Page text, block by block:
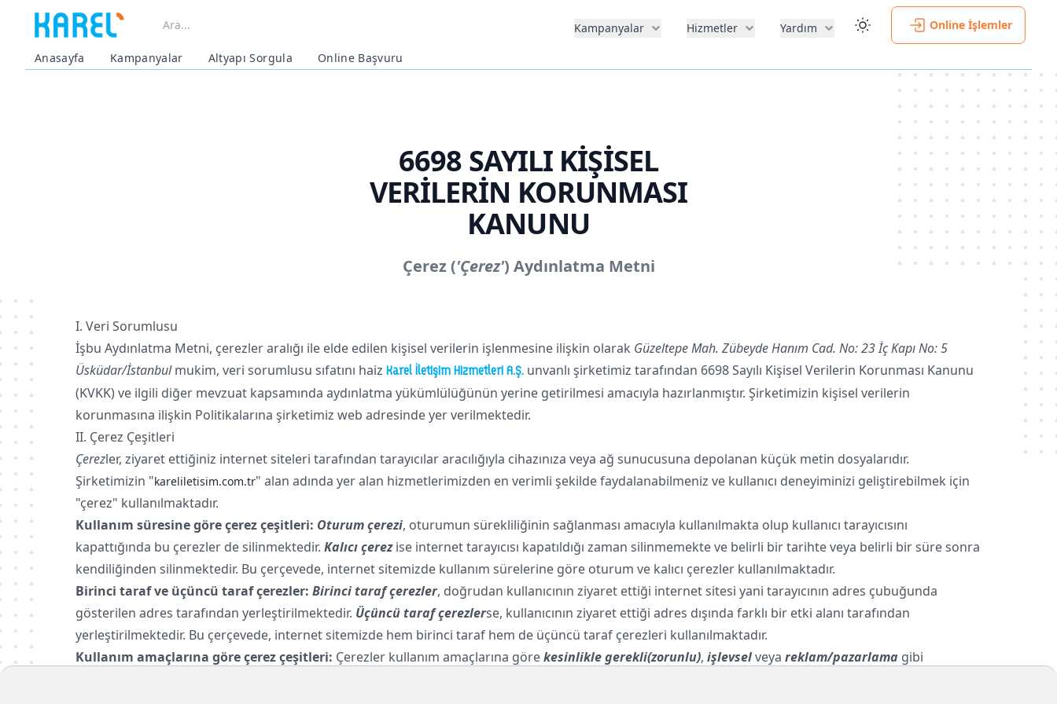
Online İşlemler
Kampanyalar Hizmetler
Yardım
Anasayfa
Kampanyalar Altyapı Sorgula Online Başvuru
6698 SAYILI KİŞİSEL
VERİLERİN KORUNMASI
KANUNU
Çerez ('Çerez') Aydınlatma Metni
I. Veri Sorumlusu
İşbu Aydınlatma Metni, çerezler aralığı ile elde edilen kişisel verilerin işlenmesine ilişkin olarak Güzeltepe Mah. Zübeyde Hanım Cad. No: 23 İç Kapı No: 5
Üsküdar/İstanbulmukim, veri sorumlusu sıfatını haiz Karel İletişim Hizmetleri A.Ş. unvanlı şirketimiz tarafından 6698 Sayılı Kişisel Verilerin Korunması Kanunu
(KVKK) ve ilgili diğer mevzuat kapsamında aydınlatma yükümlülüğünün yerine getirilmesi amacıyla hazırlanmıştır. Şirketimizin kişisel verilerin
korunmasına ilişkin Politikalarına şirketimiz web adresinde yer verilmektedir.
II. Çerez Çeşitleri
Çerezler, ziyaret ettiğiniz internet siteleri tarafından tarayıcılar aracılığıyla cihazınıza veya ağ sunucusuna depolanan küçük metin dosyalarıdır.
Şirketimizin "kareliletisim.com.tr" alan adında yer alan hizmetlerimizden en verimli şekilde faydalanabilmeniz ve kullanıcı deneyiminizi geliştirebilmek için
"çerez" kullanılmaktadır.
Kullanım süresine göre çerez çeşitleri: Oturum çerezi, oturumun sürekliliğinin sağlanması amacıyla kullanılmakta olup kullanıcı tarayıcısını
kapattığında bu çerezler de silinmektedir. Kalıcı çerezise internet tarayıcısı kapatıldığı zaman silinmemekte ve belirli bir tarihte veya belirli bir süre sonra
kendiliğinden silinmektedir. Bu çerçevede, internet sitemizde kullanım sürelerine göre oturum ve kalıcı çerezler kullanılmaktadır.
Birinci taraf ve üçüncü taraf çerezler: Birinci taraf çerezler, doğrudan kullanıcının ziyaret ettiği internet sitesi yani tarayıcının adres çubuğunda
gösterilen adres tarafından yerleştirilmektedir. Üçüncü taraf çerezlerse, kullanıcının ziyaret ettiği adres dışında farklı bir etki alanı tarafından
yerleştirilmektedir. Bu çerçevede, internet sitemizde hem birinci taraf hem de üçüncü taraf çerezleri kullanılmaktadır.
Kullanım amaçlarına göre çerez çeşitleri: Çerezler kullanım amaçlarına görekesinlikle gerekli(zorunlu), işlevselveya reklam/pazarlama gibi